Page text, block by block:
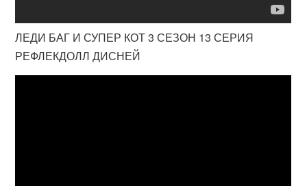
ЛЕДИ БАГ И СУПЕР КОТ 3 СЕЗОН 13 СЕРИЯ
РЕФЛЕКДОЛЛ ДИСНЕЙ